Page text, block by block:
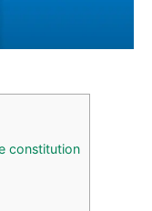
constitution